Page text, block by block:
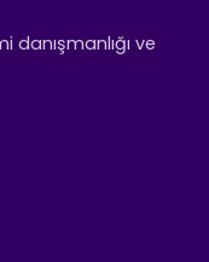
danışmanlığı ve